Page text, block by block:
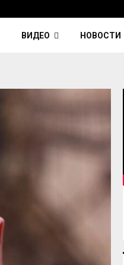
ВИДЕО НОВОСТИ